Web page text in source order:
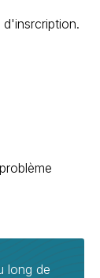
long de